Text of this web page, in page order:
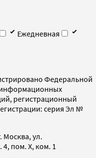
Ежедневная
Федеральной
информационных
регистрационный
серия Эл №
Москва, ул.
4, пом. X, ком. 1